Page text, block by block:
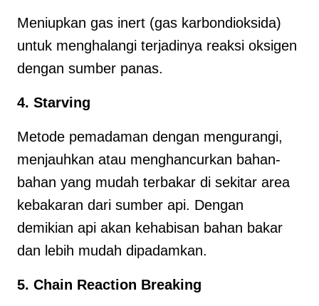
Meniupkan gas inert (gas karbondioksida)
untuk menghalangi terjadinya reaksi oksigen
dengan sumber panas.
4. Starving
Metode pemadaman dengan mengurangi,
menjauhkan atau menghancurkan bahan-
bahan yang mudah terbakar di sekitar area
kebakaran dari sumber api. Dengan
demikian api akan kehabisan bahan bakar
dan lebih mudah dipadamkan.
5. Chain Reaction Breaking